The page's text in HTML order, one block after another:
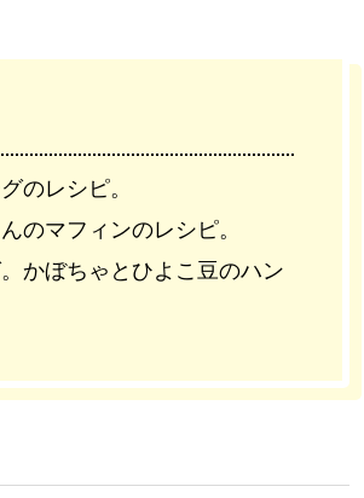
のレシピ。
のマフィンのレシピ。
かぼちゃとひよこ豆のハン